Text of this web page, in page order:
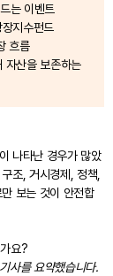
는 이벤트
지수펀드
흐름
자산을 보존하는
나타난 경우가 많았
조, 거시경제, 정책,
보는 것이 안전합
요?
사를 요약했습니다.